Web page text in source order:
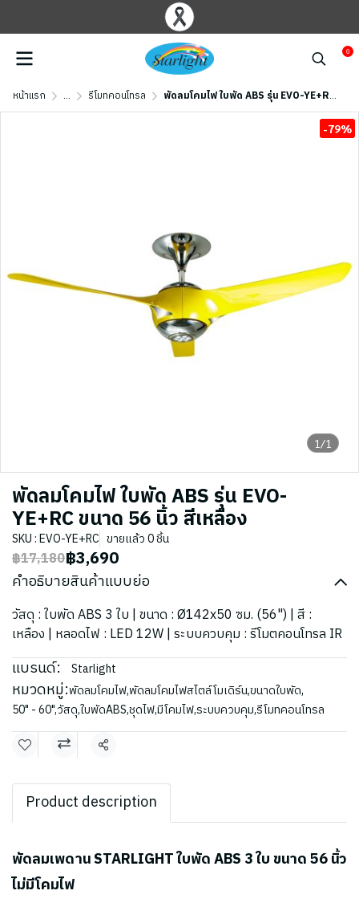
0
หน้าแรก ... รีโมทคอนโทรล พัดลมโคมไฟ ใบพัด ABS รุ่น EVO-YE+RC ขนาด 56 นิ้ว สีเหลือง
1/1
-79%
พัดลมโคมไฟ ใบพัด ABS รุ่น EVO-
YE+RC ขนาด 56 นิ้ว สีเหลือง
SKU : EVO-YE+RC ขายแล้ว 0 ชิ้น
฿17,180฿3,690
คำอธิบายสินค้าแบบย่อ
วัสดุ : ใบพัด ABS 3 ใบ | ขนาด : Ø142x50 ซม. (56") | สี :
เหลือง | หลอดไฟ : LED 12W | ระบบควบคุม : รีโมตคอนโทรล IR
แบรนด์: Starlight
หมวดหมู่:พัดลมโคมไฟ,พัดลมโคมไฟสไตล์โมเดิร์น,ขนาดใบพัด,
50" - 60",วัสดุ,ใบพัดABS,ชุดไฟ,มีโคมไฟ,ระบบควบคุม,รีโมทคอนโทรล
แชร์
Product description
พัดลมเพดาน STARLIGHT ใบพัด ABS 3 ใบ ขนาด 56 นิ้ว
ไม่มีโคมไฟ